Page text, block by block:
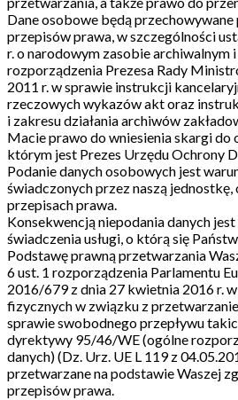
Dane osobowe będą
przepisów prawa, w szczególności
r. o narodowym zasobie archiwalnym
rozporządzenia Prezesa Rady
2011 r. w sprawie instrukcji
rzeczowych wykazów akt oraz
i zakresu działania archiwów
Macie prawo do wniesienia skargi do
którym jest Prezes Urzędu Ochrony
Podanie danych osobowych jest
świadczonych przez naszą
przepisach prawa.
Konsekwencją niepodania danych
świadczenia usługi, o którą się
Podstawę prawną przetwarzania
6 ust. 1 rozporządzenia Parlamentu
2016/679 z dnia 27 kwietnia 2016 r.
fizycznych w związku z
sprawie swobodnego przepływu
dyrektywy 95/46/WE (ogólne
danych) (Dz. Urz. UE L 119 z
przetwarzane na podstawie Waszej
przepisów prawa.